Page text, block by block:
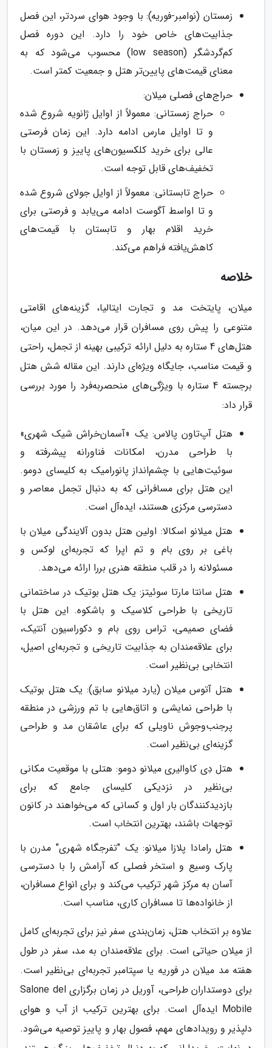
زمستان (نوامبر-فوریه): با وجود هوای سردتر، این فصل
جذابیت‌های خاص خود را دارد. این دوره فصل
کم‌گردشگر (low season) محسوب می‌شود که به
معنای قیمت‌های پایین‌تر هتل و جمعیت کمتر است.
حراج‌های فصلی میلان:
حراج زمستانی: معمولاً از اوایل ژانویه شروع شده
و تا اوایل مارس ادامه دارد. این زمان فرصتی
عالی برای خرید کلکسیون‌های پاییز و زمستان با
تخفیف‌های قابل توجه است.
حراج تابستانی: معمولاً از اوایل جولای شروع شده
و تا اواسط آگوست ادامه می‌یابد و فرصتی برای
خرید اقلام بهار و تابستان با قیمت‌های
کاهش‌یافته فراهم می‌کند.
خلاصه
میلان، پایتخت مد و تجارت ایتالیا، گزینه‌های اقامتی
متنوعی را پیش روی مسافران قرار می‌دهد. در این میان،
هتل‌های 4 ستاره به دلیل ارائه ترکیبی بهینه از تجمل، راحتی
و قیمت مناسب، جایگاه ویژه‌ای دارند. این مقاله شش هتل
برجسته 4 ستاره با ویژگی‌های منحصربه‌فرد را مورد بررسی
قرار داد:
هتل آپ‌تاون پالاس: یک «آسمان‌خراش شیک شهری»
با طراحی مدرن، امکانات فناورانه پیشرفته و
سوئیت‌هایی با چشم‌انداز پانورامیک به کلیسای دومو.
این هتل برای مسافرانی که به دنبال تجمل معاصر و
دسترسی مرکزی هستند، ایده‌آل است.
هتل میلانو اسکالا: اولین هتل بدون آلایندگی میلان با
باغی بر روی بام و تم اپرا که تجربه‌ای لوکس و
مسئولانه را در قلب منطقه هنری بررا ارائه می‌دهد.
هتل سانتا مارتا سوئیتز: یک هتل بوتیک در ساختمانی
تاریخی با طراحی کلاسیک و باشکوه. این هتل با
فضای صمیمی، تراس روی بام و دکوراسیون آنتیک،
برای علاقه‌مندان به جذابیت تاریخی و تجربه‌ای اصیل،
انتخابی بی‌نظیر است.
هتل آتوس میلان (یارد میلانو سابق): یک هتل بوتیک
با طراحی نمایشی و اتاق‌هایی با تم ورزشی در منطقه
پرجنب‌وجوش ناویلی که برای عاشقان مد و طراحی
گزینه‌ای بی‌نظیر است.
هتل دِی کاوالیری میلانو دومو: هتلی با موقعیت مکانی
بی‌نظیر در نزدیکی کلیسای جامع که برای
بازدیدکنندگان بار اول و کسانی که می‌خواهند در کانون
توجهات باشند، بهترین انتخاب است.
هتل رامادا پلازا میلانو: یک "تفرجگاه شهری" مدرن با
پارک وسیع و استخر فصلی که آرامش را با دسترسی
آسان به مرکز شهر ترکیب می‌کند و برای انواع مسافران،
از خانواده‌ها تا مسافران کاری، مناسب است.
علاوه بر انتخاب هتل، زمان‌بندی سفر نیز برای تجربه‌ای کامل
از میلان حیاتی است. برای علاقه‌مندان به مد، سفر در طول
هفته مد میلان در فوریه یا سپتامبر تجربه‌ای بی‌نظیر است.
برای دوستداران طراحی، آوریل در زمان برگزاری Salone del
Mobile ایده‌آل است. برای بهترین ترکیب از آب و هوای
دلپذیر و رویدادهای مهم، فصول بهار و پاییز توصیه می‌شود.